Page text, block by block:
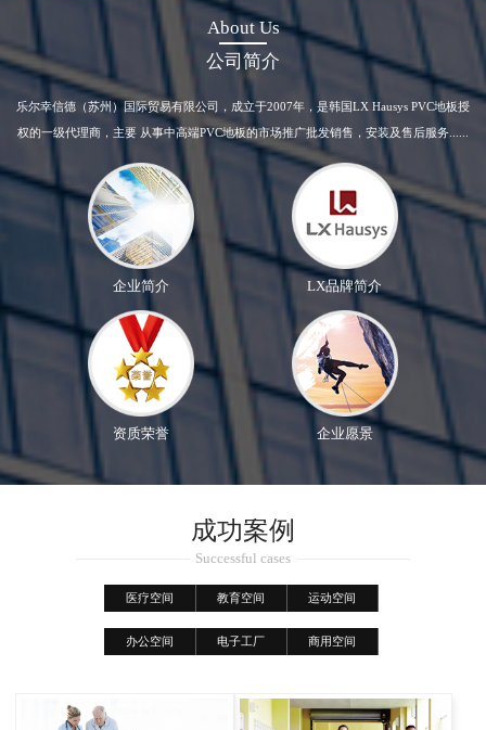
About Us
公司简介
乐尔幸信德（苏州）国际贸易有限公司，成立于2007年，是韩国LX Hausys PVC地板授
权的一级代理商，主要 从事中高端PVC地板的市场推广批发销售，安装及售后服务......
企业简介 LX品牌简介
资质荣誉 企业愿景
成功案例
Successful cases
医疗空间 教育空间 运动空间
办公空间 电子工厂 商用空间